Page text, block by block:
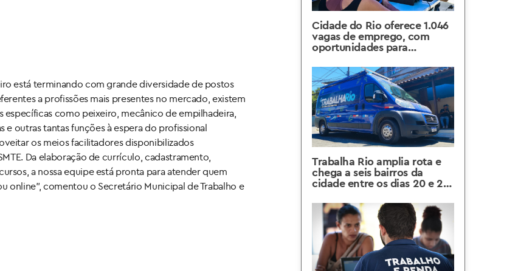
está terminando com grande diversidade de postos
a profissões mais presentes no mercado, existem
como peixeiro, mecânico de empilhadeira,
outras tantas funções à espera do profissional
os meios facilitadores disponibilizados
Da elaboração de currículo, cadastramento,
a nossa equipe está pronta para atender quem
online”, comentou o Secretário Municipal de Trabalho e
Cidade do Rio oferece 1.046
vagas de emprego, com
oportunidades para
experiência e vagas
exclusivas para PCDs
Trabalha Rio amplia rota e
chega a seis bairros da
cidade entre os dias 20 e 25